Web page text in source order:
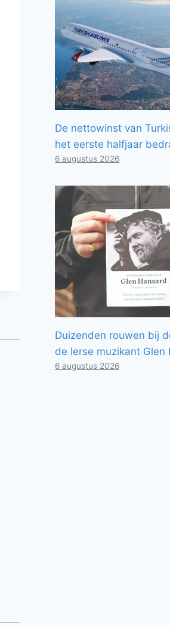
De nettowinst van
het eerste halfjaar
6 augustus 2026
Duizenden rouwen bij
de Ierse muzikant Glen
6 augustus 2026